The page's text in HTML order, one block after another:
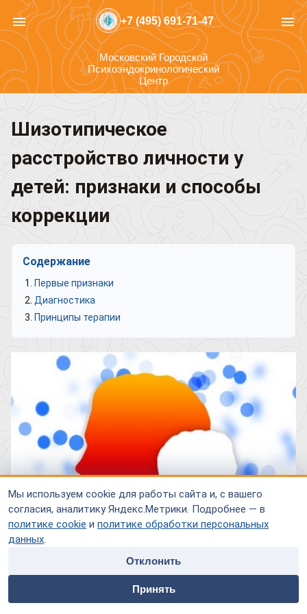
Мы используем cookie для работы сайта и, с вашего
согласия, аналитику Яндекс.Метрики. Подробнее — в
политике cookie и политике обработки персональных
данных.
Отклонить
Принять
home people
Специалисты
payment contacts
menu +7 (495) 691-71-47 menu
Московский Городской
Психоэндокринологический
Центр
Шизотипическое
расстройство личности у
детей: признаки и способы
коррекции
Содержание
Первые признаки
Диагностика
Принципы терапии
В последнее время наблюдается тенденция к увеличению
случаев возникновения шизотипического расстройства у